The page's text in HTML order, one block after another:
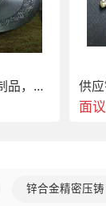
东莞生产加工锡制品，铅制品，锌制品
面议
锌合金精密压铸